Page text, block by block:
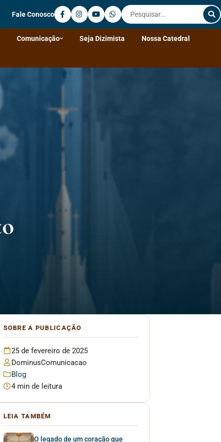
Fale Conosco
Comunicação Seja Dizimista Nossa Catedral
SOBRE A PUBLICAÇÃO
25 de fevereiro de 2025
DominusComunicacao
Blog
4 min de leitura
LEIA TAMBÉM
O legado de um coração que